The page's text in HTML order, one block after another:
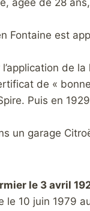
âgée de 28
Fontaine est
de
de «
Puis en
un garage
le 3 avril
le 10 juin 1979